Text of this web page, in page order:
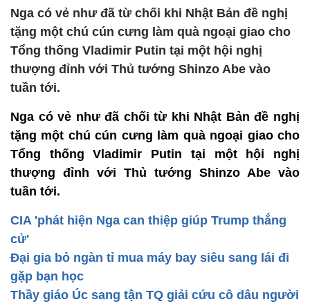
Nga có vẻ như đã từ chối khi Nhật Bản đề nghị
tặng một chú cún cưng làm quà ngoại giao cho
Tổng thống Vladimir Putin tại một hội nghị
thượng đỉnh với Thủ tướng Shinzo Abe vào
tuần tới.
Nga có vẻ như đã chối từ khi Nhật Bản đề nghị
tặng một chú cún cưng làm quà ngoại giao cho
Tổng thống Vladimir Putin tại một hội nghị
thượng đỉnh với Thủ tướng Shinzo Abe vào
tuần tới.
CIA 'phát hiện Nga can thiệp giúp Trump thắng
cử'
Đại gia bỏ ngàn tỉ mua máy bay siêu sang lái đi
gặp bạn học
Thầy giáo Úc sang tận TQ giải cứu cô dâu người